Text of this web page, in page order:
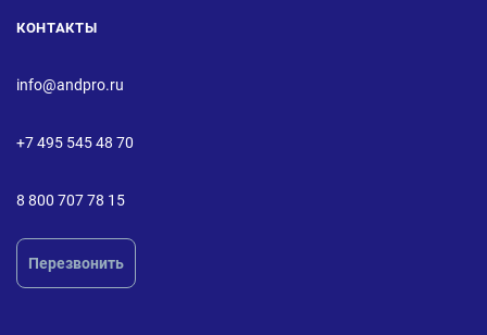
КОНТАКТЫ
info@andpro.ru
+7 495 545 48 70
8 800 707 78 15
Перезвонить